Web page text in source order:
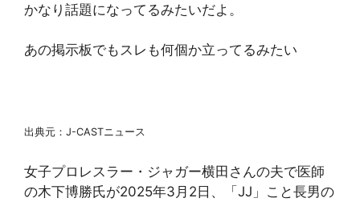
かなり話題になってるみたいだよ。
あの掲示板でもスレも何個か立ってるみたい
出典元：J-CASTニュース
女子プロレスラー・ジャガー横田さんの夫で医師
の木下博勝氏が2025年3月2日、「JJ」こと長男の